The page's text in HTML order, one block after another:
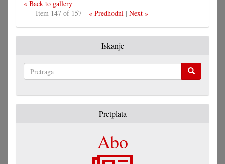
« Back to gallery
Item 147 of 157
« Predhodni| Next »
Iskanje
Pretplata
Abo